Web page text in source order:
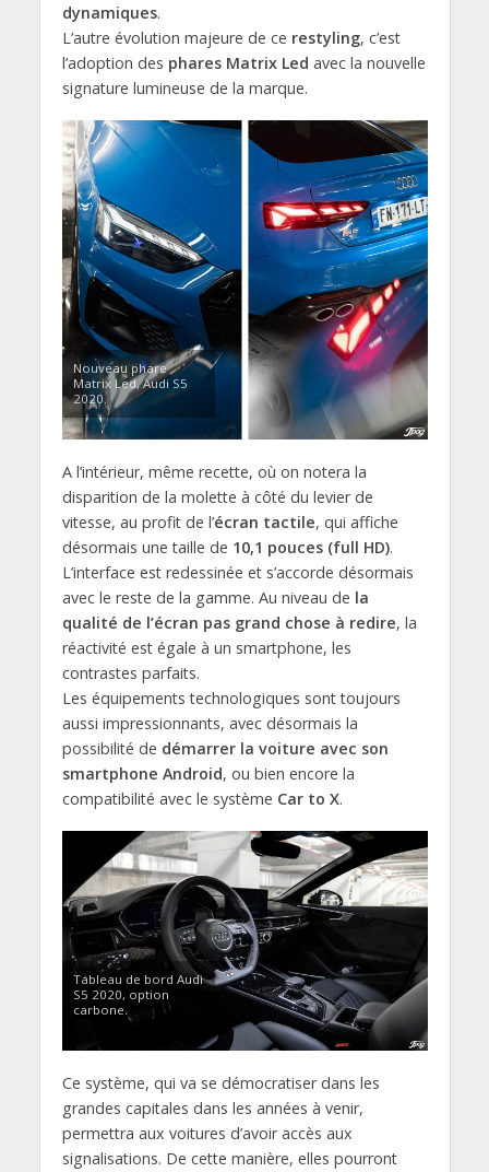
dynamiques.
L’autre évolution majeure de ce restyling, c’est
l’adoption des phares Matrix Led avec la nouvelle
signature lumineuse de la marque.
Nouveau phare
Matrix Led, Audi S5
2020.
A l’intérieur, même recette, où on notera la
disparition de la molette à côté du levier de
vitesse, au profit de l’écran tactile, qui affiche
désormais une taille de 10,1 pouces (full HD).
L’interface est redessinée et s’accorde désormais
avec le reste de la gamme. Au niveau de la
qualité de l’écran pas grand chose à redire, la
réactivité est égale à un smartphone, les
contrastes parfaits.
Les équipements technologiques sont toujours
aussi impressionnants, avec désormais la
possibilité de démarrer la voiture avec son
smartphone Android, ou bien encore la
compatibilité avec le système Car to X.
Tableau de bord Audi
S5 2020, option
carbone.
Ce système, qui va se démocratiser dans les
grandes capitales dans les années à venir,
permettra aux voitures d’avoir accès aux
signalisations. De cette manière, elles pourront